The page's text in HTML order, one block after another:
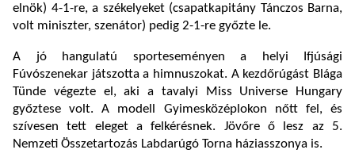
elnök) 4-1-re, a székelyeket (csapatkapitány Tánczos Barna,
volt miniszter, szenátor) pedig 2-1-re győzte le.
A jó hangulatú sporteseményen a helyi Ifjúsági
Fúvószenekar játszotta a himnuszokat. A kezdőrúgást Blága
Tünde végezte el, aki a tavalyi Miss Universe Hungary
győztese volt. A modell Gyimesközéplokon nőtt fel, és
szívesen tett eleget a felkérésnek. Jövőre ő lesz az 5.
Nemzeti Összetartozás Labdarúgó Torna háziasszonya is.